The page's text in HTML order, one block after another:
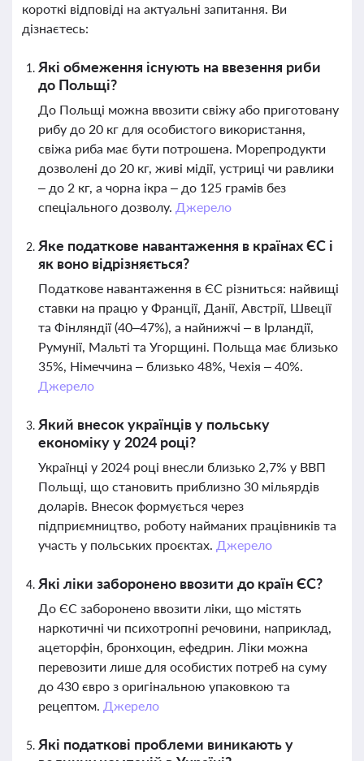
короткі відповіді на актуальні запитання. Ви
дізнаєтесь:
Які обмеження існують на ввезення риби
до Польщі?
До Польщі можна ввозити свіжу або приготовану
рибу до 20 кг для особистого використання,
свіжа риба має бути потрошена. Морепродукти
дозволені до 20 кг, живі мідії, устриці чи равлики
– до 2 кг, а чорна ікра – до 125 грамів без
спеціального дозволу. Джерело
Яке податкове навантаження в країнах ЄС і
як воно відрізняється?
Податкове навантаження в ЄС різниться: найвищі
ставки на працю у Франції, Данії, Австрії, Швеції
та Фінляндії (40–47%), а найнижчі – в Ірландії,
Румунії, Мальті та Угорщині. Польща має близько
35%, Німеччина – близько 48%, Чехія – 40%.
Джерело
Який внесок українців у польську
економіку у 2024 році?
Українці у 2024 році внесли близько 2,7% у ВВП
Польщі, що становить приблизно 30 мільярдів
доларів. Внесок формується через
підприємництво, роботу найманих працівників та
участь у польських проєктах. Джерело
Які ліки заборонено ввозити до країн ЄС?
До ЄС заборонено ввозити ліки, що містять
наркотичні чи психотропні речовини, наприклад,
ацеторфін, бронхоцин, ефедрин. Ліки можна
перевозити лише для особистих потреб на суму
до 430 євро з оригінальною упаковкою та
рецептом. Джерело
Які податкові проблеми виникають у